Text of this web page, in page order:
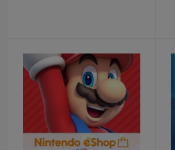
Laptop educativa bilingue
Spiderman
Art. 4.621
9.600 Metros
960 Metros + 6 x $420